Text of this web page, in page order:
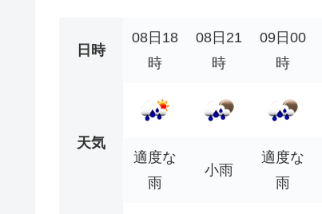
日時
08日18
時
08日21
時
09日00
時
天気
適度な
雨
小雨
適度な
雨